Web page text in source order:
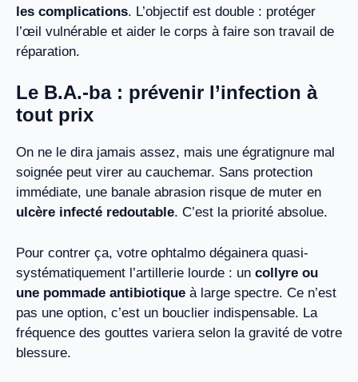
les complications. L’objectif est double : protéger
l’œil vulnérable et aider le corps à faire son travail de
réparation.
Le B.A.-ba : prévenir l’infection à
tout prix
On ne le dira jamais assez, mais une égratignure mal
soignée peut virer au cauchemar. Sans protection
immédiate, une banale abrasion risque de muter en
ulcère infecté redoutable. C’est la priorité absolue.
Pour contrer ça, votre ophtalmo dégainera quasi-
systématiquement l’artillerie lourde : un collyre ou
une pommade antibiotique à large spectre. Ce n’est
pas une option, c’est un bouclier indispensable. La
fréquence des gouttes variera selon la gravité de votre
blessure.